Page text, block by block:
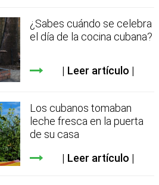
¿Sabes cuándo se celebra
el día de la cocina cubana?
Leer artículo
Los cubanos tomaban
leche fresca en la puerta
de su casa
Leer artículo